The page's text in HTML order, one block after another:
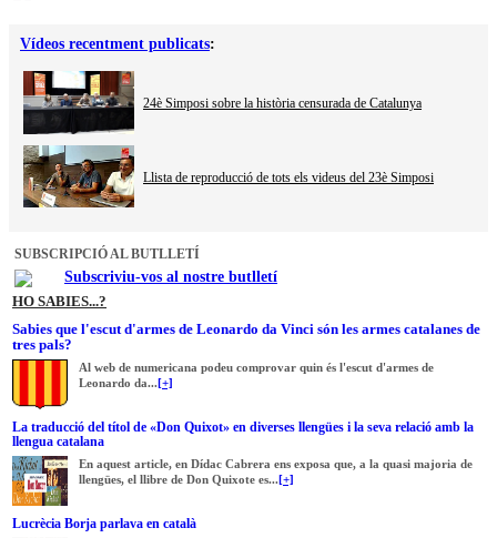
Vídeos recentment publicats:
24è Simposi sobre la història censurada de Catalunya
Llista de reproducció de tots els videus del 23è Simposi
SUBSCRIPCIÓ AL BUTLLETÍ
Subscriviu-vos al nostre butlletí
HO SABIES...?
Sabies que l'escut d'armes de Leonardo da Vinci són les armes catalanes de
tres pals?
Al web de numericana podeu comprovar quin és l'escut d'armes de
Leonardo da... [+]
La traducció del títol de «Don Quixot» en diverses llengües i la seva relació amb la
llengua catalana
En aquest article, en Dídac Cabrera ens exposa que, a la quasi majoria de
llengües, el llibre de Don Quixote es... [+]
Lucrècia Borja parlava en català